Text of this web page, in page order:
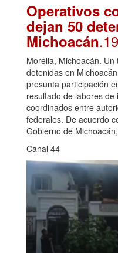
Operativos
dejan 50
Michoacán
Morelia, Michoacán.
detenidas en
presunta participación
resultado de labores
coordinados entre
federales. De acuerdo
Gobierno de
Canal 44